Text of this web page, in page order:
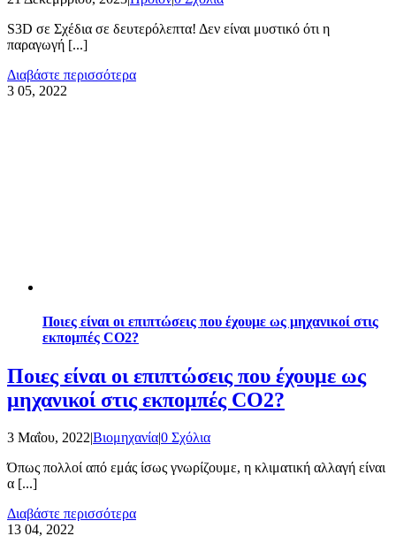
S3D σε Σχέδια σε δευτερόλεπτα! Δεν είναι μυστικό ότι η
παραγωγή [...]
Διαβάστε περισσότερα
3 05, 2022
Ποιες είναι οι επιπτώσεις που έχουμε ως μηχανικοί στις
εκπομπές CO2?
Ποιες είναι οι επιπτώσεις που έχουμε ως
μηχανικοί στις εκπομπές CO2?
3 Μαΐου, 2022|Βιομηχανία|0 Σχόλια
Όπως πολλοί από εμάς ίσως γνωρίζουμε, η κλιματική αλλαγή είναι
α [...]
Διαβάστε περισσότερα
13 04, 2022